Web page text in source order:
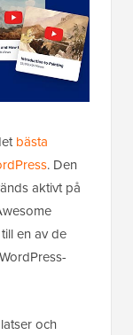
bästa
. Den
aktivt på
en av de
och